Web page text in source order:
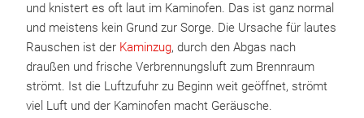
und knistert es oft laut im Kaminofen. Das ist ganz normal
und meistens kein Grund zur Sorge. Die Ursache für lautes
Rauschen ist der Kaminzug, durch den Abgas nach
draußen und frische Verbrennungsluft zum Brennraum
strömt. Ist die Luftzufuhr zu Beginn weit geöffnet, strömt
viel Luft und der Kaminofen macht Geräusche.